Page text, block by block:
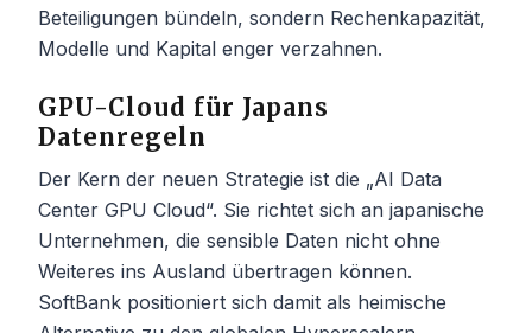
Beteiligungen bündeln, sondern Rechenkapazität,
Modelle und Kapital enger verzahnen.
GPU-Cloud für Japans
Datenregeln
Der Kern der neuen Strategie ist die „AI Data
Center GPU Cloud“. Sie richtet sich an japanische
Unternehmen, die sensible Daten nicht ohne
Weiteres ins Ausland übertragen können.
SoftBank positioniert sich damit als heimische